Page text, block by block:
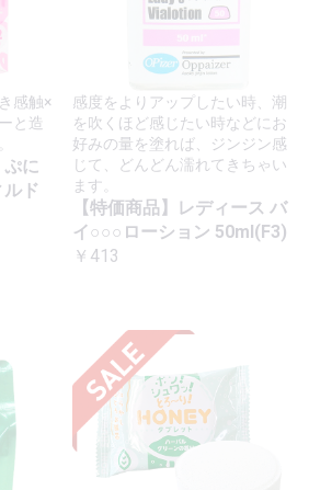
感触×
と造
に
ド
感度をよりアップしたい時、潮
を吹くほど感じたい時などにお
好みの量を塗れば、ジンジン感
じて、どんどん濡れてきちゃい
ます。
【特価商品】レディース バ
イ○○○ローション 50ml(F3)
￥413